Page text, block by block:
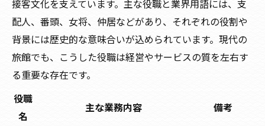
接客文化を支えています。主な役職と業界用語には、支
配人、番頭、女将、仲居などがあり、それぞれの役割や
背景には歴史的な意味合いが込められています。現代の
旅館でも、こうした役職は経営やサービスの質を左右す
る重要な存在です。
役職
名
主な業務内容
備考